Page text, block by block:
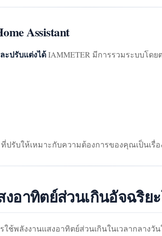
Assistant
ะปรับแต่งได้IAMMETER มีการรวมระบบโดย
ที่ปรับให้เหมาะกับความต้องการของคุณเป็นเรื่อ
อาทิตย์ส่วนเกินอัจฉริย
ช้พลังงานแสงอาทิตย์ส่วนเกินในเวลากลาง